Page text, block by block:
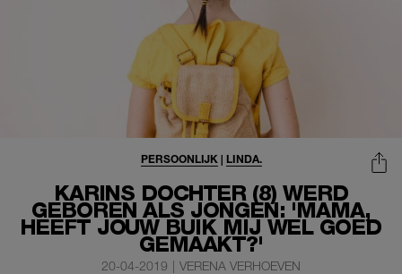
KARINS DOCHTER (8) WERD
GEBOREN ALS JONGEN: 'MAMA,
HEEFT JOUW BUIK MIJ WEL GOED
GEMAAKT?'
PERSOONLIJK| LINDA.
20-04-2019 | VERENA VERHOEVEN